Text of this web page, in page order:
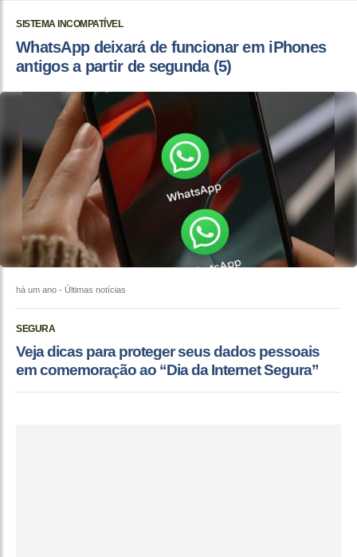
SISTEMA INCOMPATÍVEL
WhatsApp deixará de funcionar em iPhones
antigos a partir de segunda (5)
há um ano - Últimas notícias
SEGURA
Veja dicas para proteger seus dados pessoais
em comemoração ao “Dia da Internet Segura”